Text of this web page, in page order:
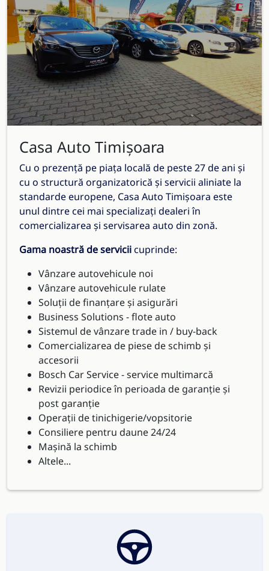
Casa Auto Timișoara
Cu o prezență pe piața locală de peste 27 de ani și
cu o structură organizatorică și servicii aliniate la
standarde europene, Casa Auto Timișoara este
unul dintre cei mai specializați dealeri în
comercializarea și servisarea auto din zonă.
Gama noastră de serviciicuprinde:
Vânzare autovehicule noi
Vânzare autovehicule rulate
Soluții de finanțare și asigurări
Business Solutions - flote auto
Sistemul de vânzare trade in / buy-back
Comercializarea de piese de schimb și
accesorii
Bosch Car Service - service multimarcă
Revizii periodice în perioada de garanție și
post garanție
Operații de tinichigerie/vopsitorie
Consiliere pentru daune 24/24
Mașină la schimb
Altele...